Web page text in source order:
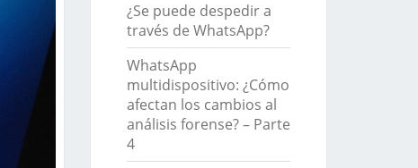
¿Se puede despedir a
través de WhatsApp?
WhatsApp
multidispositivo: ¿Cómo
afectan los cambios al
análisis forense? – Parte
4